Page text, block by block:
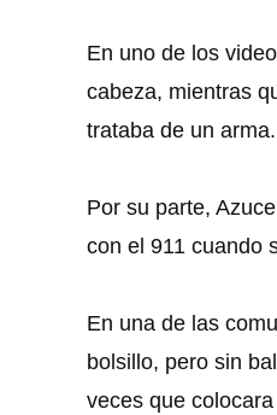
En uno de los
cabeza, mientras
trataba de un arma.
Por su parte,
con el 911 cuando
En una de las
bolsillo, pero sin
veces que